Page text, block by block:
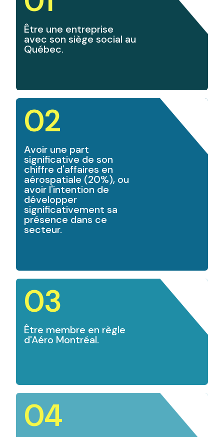
Être une entreprise
avec son siège social au
Québec.
02
Avoir une part
significative de son
chiffre d'affaires en
aérospatiale (20%), ou
avoir l'intention de
développer
significativement sa
présence dans ce
secteur.
03
Être membre en règle
d'Aéro Montréal.
04